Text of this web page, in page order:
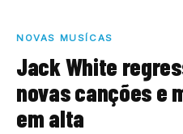
NOVAS MUSÍCAS
Jack White
novas canções e
em alta